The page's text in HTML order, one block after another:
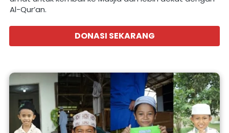
Al-Qur’an.
`DONASI SEKARANG